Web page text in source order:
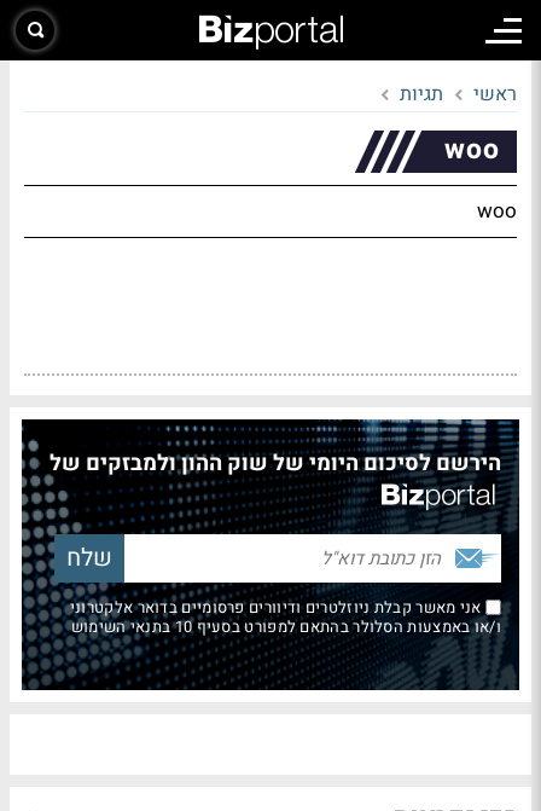
ראשי תגיות
woo
woo
הירשם לסיכום היומי של שוק ההון ולמבזקים של
אני מאשר קבלת ניוזלטרים ודיוורים פרסומיים בדואר אלקטרוני
ו/או באמצעות הסלולר בהתאם למפורט בסעיף 10 בתנאי השימוש